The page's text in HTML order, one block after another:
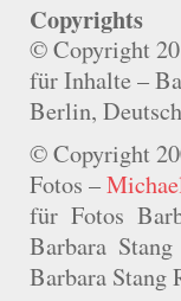
Copyrights
© Copyright
für Inhalte –
Berlin,
© Copyright
Fotos –
für Fotos
Barbara
Barbara Stang